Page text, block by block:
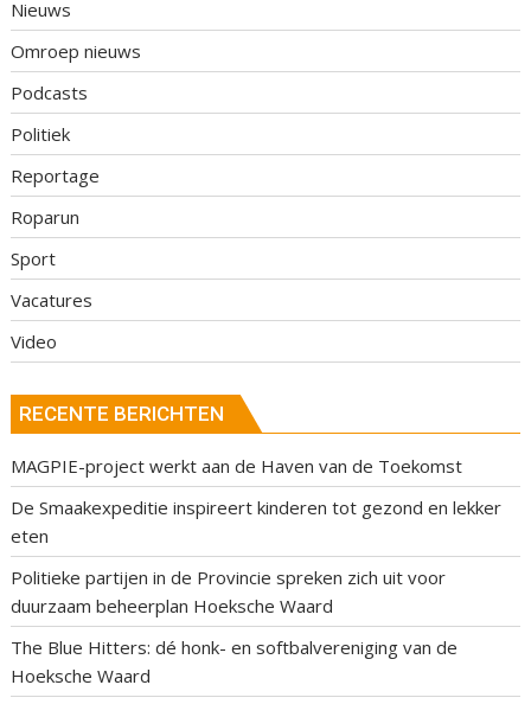
Nieuws
Omroep nieuws
Podcasts
Politiek
Reportage
Roparun
Sport
Vacatures
Video
RECENTE BERICHTEN
MAGPIE-project werkt aan de Haven van de Toekomst
De Smaakexpeditie inspireert kinderen tot gezond en lekker
eten
Politieke partijen in de Provincie spreken zich uit voor
duurzaam beheerplan Hoeksche Waard
The Blue Hitters: dé honk- en softbalvereniging van de
Hoeksche Waard